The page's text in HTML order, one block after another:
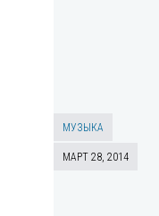
МУЗЫКА
МАРТ 28, 2014